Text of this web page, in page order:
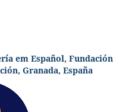
em Español, Fundación
Granada, España